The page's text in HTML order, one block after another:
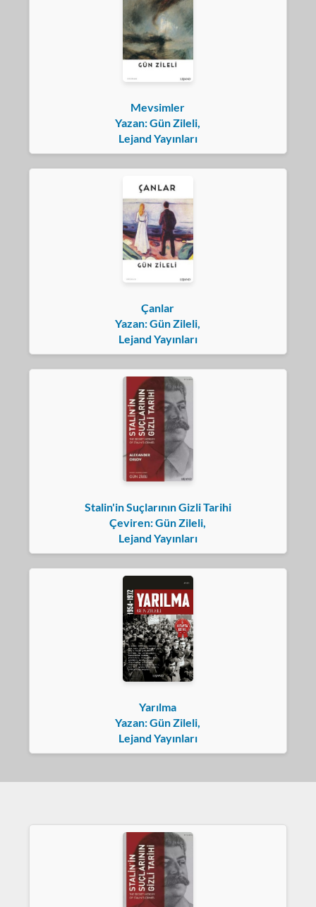
Mevsimler
Yazan: Gün Zileli,
Lejand Yayınları
Çanlar
Yazan: Gün Zileli,
Lejand Yayınları
Stalin'in Suçlarının Gizli Tarihi
Çeviren: Gün Zileli,
Lejand Yayınları
Yarılma
Yazan: Gün Zileli,
Lejand Yayınları